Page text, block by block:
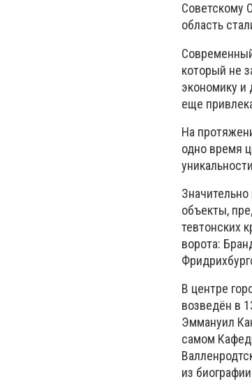
Советскому
область
который не
экономику и
еще
На
одно время
объекты,
тевтонских
ворота:
B центре
возведён в
Эммануил
самом
из